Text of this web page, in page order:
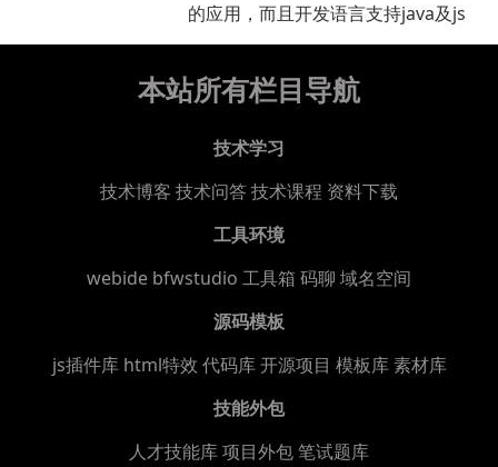
的应用，而且开发语言支持java及js
本站所有栏目导航
技术学习
技术博客 技术问答技术课程 资料下载
工具环境
webide bfwstudio 工具箱 码聊 域名空间
源码模板
js插件库 html特效 代码库 开源项目 模板库 素材库
技能外包
人才技能库项目外包笔试题库